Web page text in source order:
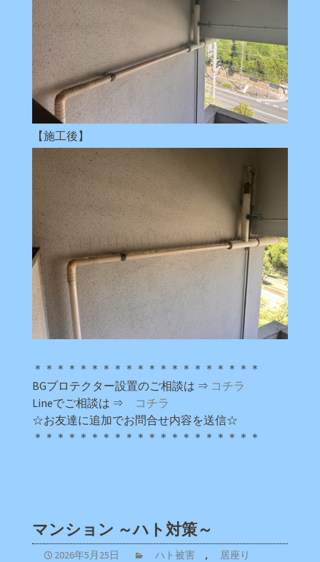
【施工後】
＊＊＊＊＊＊＊＊＊＊＊＊＊＊＊＊＊＊＊＊
BGプロテクター設置のご相談は ⇒ コチラ
Lineでご相談は ⇒ コチラ
☆お友達に追加でお問合せ内容を送信☆
＊＊＊＊＊＊＊＊＊＊＊＊＊＊＊＊＊＊＊＊
マンション ～ハト対策～
2026年5月25日 ハト被害 ,
居座り